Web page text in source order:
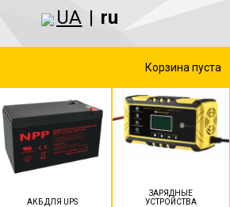
UA | ru
Корзина пуста
АКБ ДЛЯ UPS
ЗАРЯДНЫЕ
УСТРОЙСТВА